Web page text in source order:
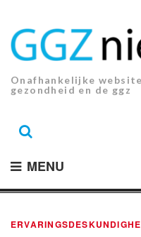
inhoud.
Onafhankelijke
gezondheid en de ggz
MENU